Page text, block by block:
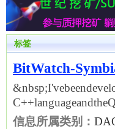
标签
BitWatch-
信息所属类别：